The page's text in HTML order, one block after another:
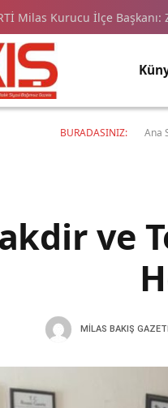
Milas Kurucu İlçe
BURADASINIZ: Ana
ve
MILAS BAKIŞ